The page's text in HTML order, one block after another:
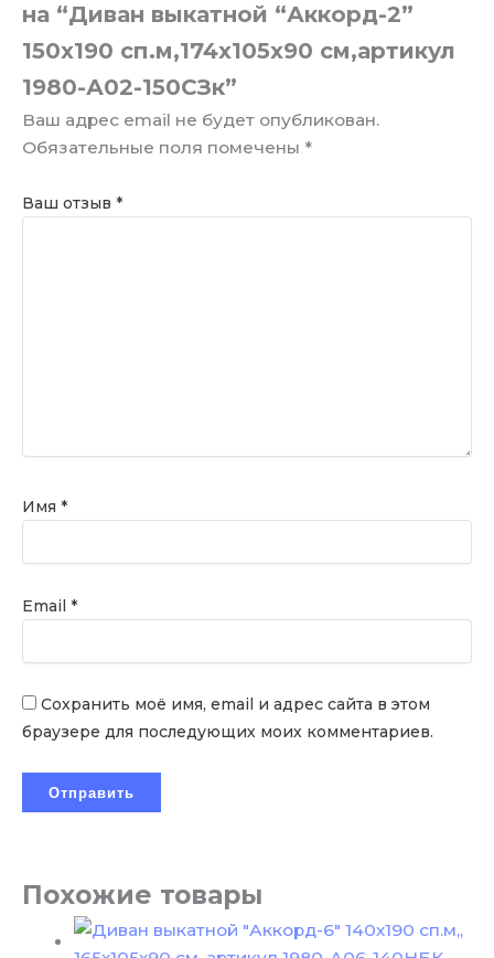
на “Диван выкатной “Аккорд-2”
150х190 сп.м,174х105х90 см,артикул
1980-А02-150СЗк”
Ваш адрес email не будет опубликован.
Обязательные поля помечены *
Ваш отзыв *
Имя *
Email *
Сохранить моё имя, email и адрес сайта в этом
браузере для последующих моих комментариев.
Похожие товары